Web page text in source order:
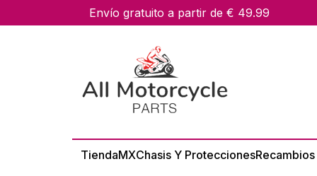
to
Envío gratuito a partir de € 49.99
TiendaMXChasis Y Protecciones